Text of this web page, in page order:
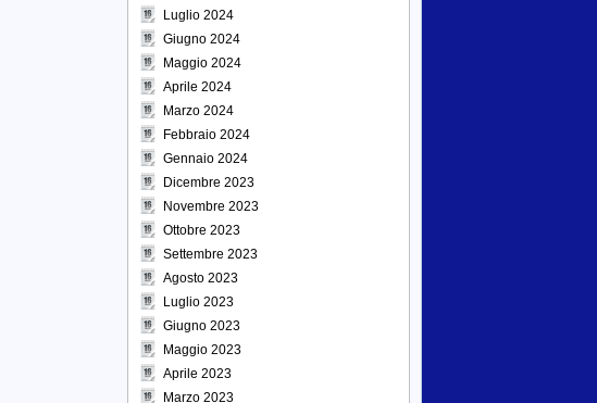
Luglio 2024
Giugno 2024
Maggio 2024
Aprile 2024
Marzo 2024
Febbraio 2024
Gennaio 2024
Dicembre 2023
Novembre 2023
Ottobre 2023
Settembre 2023
Agosto 2023
Luglio 2023
Giugno 2023
Maggio 2023
Aprile 2023
Marzo 2023